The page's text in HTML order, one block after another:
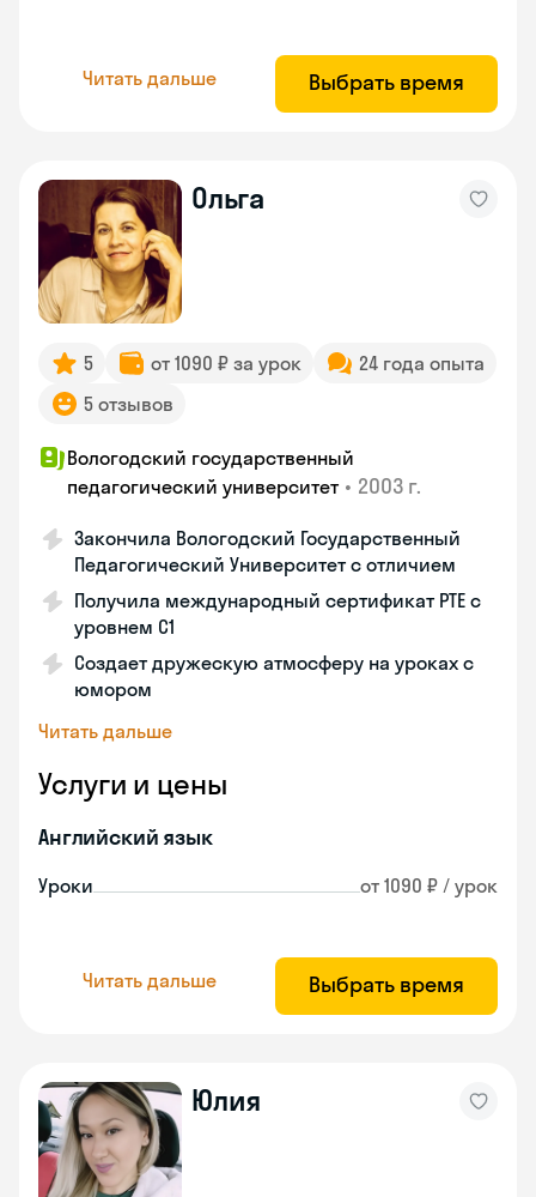
Читать дальше Выбрать время
Ольга
5 от 1090 ₽ за урок
24 года опыта
5 отзывов
Вологодский государственный
педагогический университет • 2003 г.
Закончила Вологодский Государственный
Педагогический Университет с отличием
Получила международный сертификат PTE с
уровнем C1
Создает дружескую атмосферу на уроках с
юмором
Читать дальше
Услуги и цены
Английский язык
Уроки от 1090 ₽ / урок
Читать дальше Выбрать время
Юлия